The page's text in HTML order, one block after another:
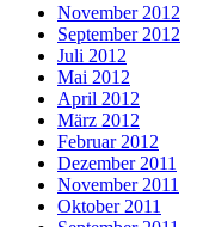
November 2012
September 2012
Juli 2012
Mai 2012
April 2012
März 2012
Februar 2012
Dezember 2011
November 2011
Oktober 2011